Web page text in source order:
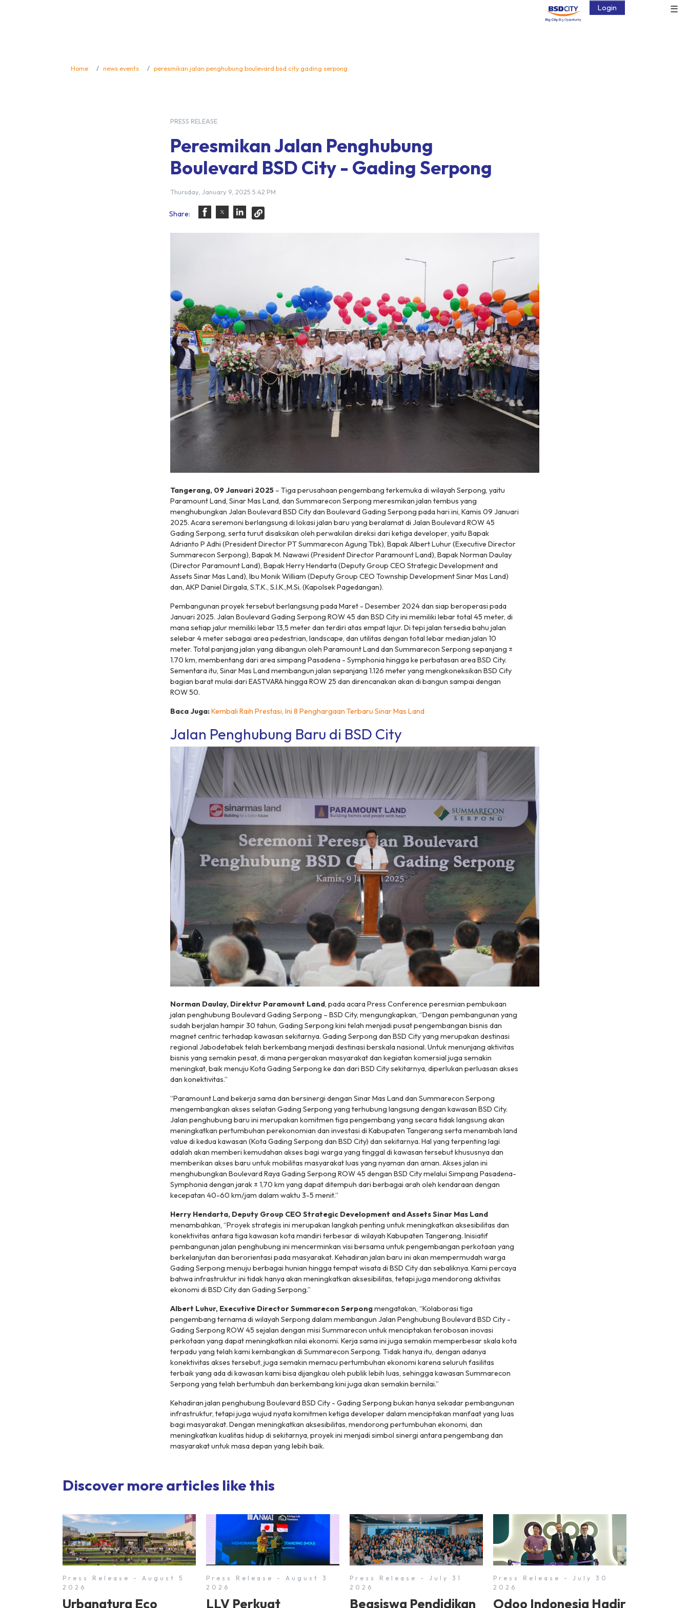
☰
Login
Home news events peresmikan jalan penghubung boulevard bsd city gading serpong
PRESS RELEASE
Peresmikan Jalan Penghubung
Boulevard BSD City - Gading Serpong
Thursday, January 9, 2025 5:42 PM
Share:
Tangerang, 09 Januari 2025 – Tiga perusahaan pengembang terkemuka di wilayah Serpong, yaitu
Paramount Land, Sinar Mas Land, dan Summarecon Serpong meresmikan jalan tembus yang
menghubungkan Jalan Boulevard BSD City dan Boulevard Gading Serpong pada hari ini, Kamis 09 Januari
2025. Acara seremoni berlangsung di lokasi jalan baru yang beralamat di Jalan Boulevard ROW 45
Gading Serpong, serta turut disaksikan oleh perwakilan direksi dari ketigadeveloper, yaitu Bapak
Adrianto P Adhi (President Director PT Summarecon Agung Tbk), Bapak Albert Luhur (Executive Director
Summarecon Serpong), Bapak M. Nawawi (President Director Paramount Land), Bapak Norman Daulay
(Director Paramount Land), Bapak Herry Hendarta (Deputy Group CEO Strategic Development and
Assets Sinar Mas Land), Ibu Monik William (Deputy Group CEO Township Development Sinar Mas Land)
dan, AKP Daniel Dirgala, S.T.K., S.I.K.,M.Si. (Kapolsek Pagedangan).
Pembangunan proyek tersebut berlangsung pada Maret - Desember 2024 dan siap beroperasi pada
Januari 2025. Jalan Boulevard Gading Serpong ROW 45 dan BSD City ini memiliki lebar total 45 meter, di
mana setiap jalur memiliki lebar 13,5 meter dan terdiri atas empat lajur. Di tepi jalan tersedia bahu jalan
selebar 4 meter sebagai area pedestrian, landscape, dan utilitas dengan total lebar median jalan 10
meter. Total panjang jalan yang dibangun oleh Paramount Land dan Summarecon Serpong sepanjang ±
1.70 km, membentang dari area simpang Pasadena - Symphonia hingga ke perbatasan area BSD City.
Sementara itu, Sinar Mas Land membangun jalan sepanjang 1.126 meter yang mengkoneksikan BSD City
bagian barat mulai dari EASTVARA hingga ROW 25 dan direncanakan akan di bangun sampai dengan
ROW 50.
Baca Juga:Kembali Raih Prestasi, Ini 8 Penghargaan Terbaru Sinar Mas Land
Jalan Penghubung Baru di BSD City
Norman Daulay, Direktur Paramount Land, pada acara Press Conference peresmian pembukaan
jalan penghubung Boulevard Gading Serpong – BSD City, mengungkapkan, “Dengan pembangunan yang
sudah berjalan hampir 30 tahun, Gading Serpong kini telah menjadi pusat pengembangan bisnis dan
magnet centric terhadap kawasan sekitarnya. Gading Serpong dan BSD City yang merupakan destinasi
regional Jabodetabek telah berkembang menjadi destinasi berskala nasional. Untuk menunjang aktivitas
bisnis yang semakin pesat, di mana pergerakan masyarakat dan kegiatan komersial juga semakin
meningkat, baik menuju Kota Gading Serpong ke dan dari BSD City sekitarnya, diperlukan perluasan akses
dan konektivitas.”
“Paramount Land bekerja sama dan bersinergi dengan Sinar Mas Land dan Summarecon Serpong
mengembangkan akses selatan Gading Serpong yang terhubung langsung dengan kawasan BSD City.
Jalan penghubung baru ini merupakan komitmen tiga pengembang yang secara tidak langsung akan
meningkatkan pertumbuhan perekonomian dan investasi di Kabupaten Tangerang serta menambah land
value di kedua kawasan (Kota Gading Serpong dan BSD City) dan sekitarnya. Hal yang terpenting lagi
adalah akan memberi kemudahan akses bagi warga yang tinggal di kawasan tersebut khususnya dan
memberikan akses baru untuk mobilitas masyarakat luas yang nyaman dan aman. Akses jalan ini
menghubungkan Boulevard Raya Gading Serpong ROW 45 dengan BSD City melalui Simpang Pasadena-
Symphonia dengan jarak ± 1,70 km yang dapat ditempuh dari berbagai arah oleh kendaraan dengan
kecepatan 40-60 km/jam dalam waktu 3-5 menit.”
Herry Hendarta, Deputy Group CEO Strategic Development and Assets Sinar Mas Land
menambahkan, “Proyek strategis ini merupakan langkah penting untuk meningkatkan aksesibilitas dan
konektivitas antara tiga kawasan kota mandiri terbesar di wilayah Kabupaten Tangerang. Inisiatif
pembangunan jalan penghubung ini mencerminkan visi bersama untuk pengembangan perkotaan yang
berkelanjutan dan berorientasi pada masyarakat. Kehadiran jalan baru ini akan mempermudah warga
Gading Serpong menuju berbagai hunian hingga tempat wisata di BSD City dan sebaliknya. Kami percaya
bahwa infrastruktur ini tidak hanya akan meningkatkan aksesibilitas, tetapi juga mendorong aktivitas
ekonomi di BSD City dan Gading Serpong.”
Albert Luhur, Executive Director Summarecon Serpongmengatakan, “Kolaborasi tiga
pengembang ternama di wilayah Serpong dalam membangun Jalan Penghubung Boulevard BSD City -
Gading Serpong ROW 45 sejalan dengan misi Summarecon untuk menciptakan terobosan inovasi
perkotaan yang dapat meningkatkan nilai ekonomi. Kerja sama ini juga semakin memperbesar skala kota
terpadu yang telah kami kembangkan di Summarecon Serpong. Tidak hanya itu, dengan adanya
konektivitas akses tersebut, juga semakin memacu pertumbuhan ekonomi karena seluruh fasilitas
terbaik yang ada di kawasan kami bisa dijangkau oleh publik lebih luas, sehingga kawasan Summarecon
Serpong yang telah bertumbuh dan berkembang kini juga akan semakin bernilai.”
Kehadiran jalan penghubung Boulevard BSD City - Gading Serpong bukan hanya sekadar pembangunan
infrastruktur, tetapi juga wujud nyata komitmen ketiga developer dalam menciptakan manfaat yang luas
bagi masyarakat. Dengan meningkatkan aksesibilitas, mendorong pertumbuhan ekonomi, dan
meningkatkan kualitas hidup di sekitarnya, proyek ini menjadi simbol sinergi antara pengembang dan
masyarakat untuk masa depan yang lebih baik.
Discover more articles like this
Press Release - August 5
2026
Urbanatura Eco
Press Release - August 3
2026
LLV Perkuat
Press Release - July 31
2026
Beasiswa Pendidikan
Press Release - July 30
2026
Odoo Indonesia Hadir